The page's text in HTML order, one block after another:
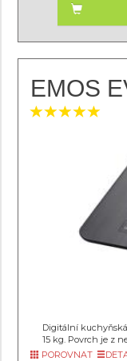
EMOS
Digitální
15 kg. Povrch je z
POROVNAT